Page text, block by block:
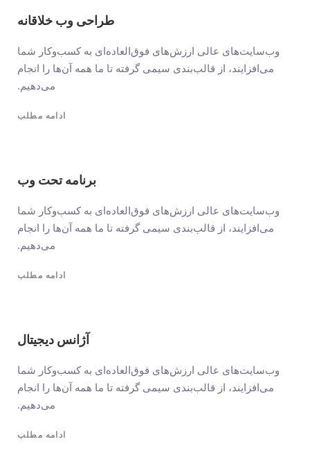
طراحی وب خلاقانه
وب‌سایت‌های عالی ارزش‌های فوق‌العاده‌ای به کسب‌وکار شما
می‌افزایند، از قالب‌بندی سیمی گرفته تا ما همه آن‌ها را انجام
می‌دهیم.
ادامه مطلب
برنامه تحت وب
وب‌سایت‌های عالی ارزش‌های فوق‌العاده‌ای به کسب‌وکار شما
می‌افزایند، از قالب‌بندی سیمی گرفته تا ما همه آن‌ها را انجام
می‌دهیم.
ادامه مطلب
آژانس دیجیتال
وب‌سایت‌های عالی ارزش‌های فوق‌العاده‌ای به کسب‌وکار شما
می‌افزایند، از قالب‌بندی سیمی گرفته تا ما همه آن‌ها را انجام
می‌دهیم.
ادامه مطلب